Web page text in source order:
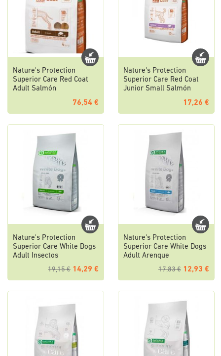
Nature's Protection
Superior Care Red Coat
Adult Salmón
76,54 €
Nature's Protection
Superior Care Red Coat
Junior Small Salmón
17,26 €
Nature's Protection
Superior Care White Dogs
Adult Insectos
19,15 € 14,29 €
Nature's Protection
Superior Care White Dogs
Adult Arenque
17,83 € 12,93 €